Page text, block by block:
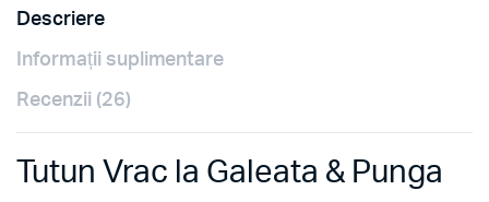
la clienți
Descriere
Informații suplimentare
Recenzii (26)
Tutun Vrac la Galeata & Punga